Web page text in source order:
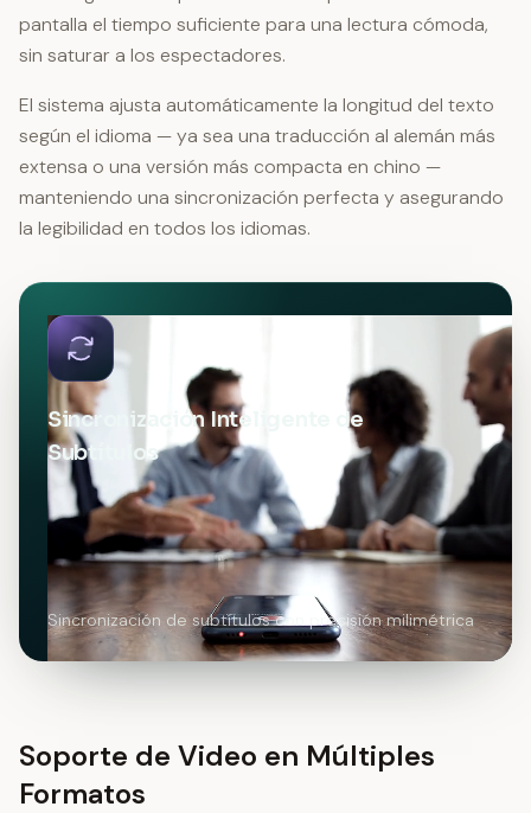
pantalla el tiempo suficiente para una lectura cómoda,
sin saturar a los espectadores.
El sistema ajusta automáticamente la longitud del texto
según el idioma — ya sea una traducción al alemán más
extensa o una versión más compacta en chino —
manteniendo una sincronización perfecta y asegurando
la legibilidad en todos los idiomas.
Sincronización Inteligente de
Subtítulos
Sincronización de subtítulos con precisión milimétrica
Soporte de Video en Múltiples
Formatos